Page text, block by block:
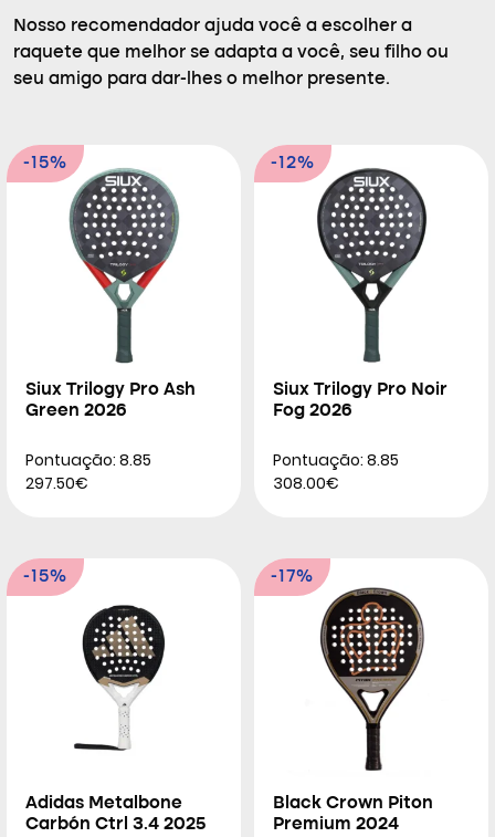
Nosso recomendador ajuda você a escolher a
raquete que melhor se adapta a você, seu filho ou
seu amigo para dar-lhes o melhor presente.
-15%
Siux Trilogy Pro Ash
Green 2026
Pontuação: 8.85
297.50€
-12%
Siux Trilogy Pro Noir
Fog 2026
Pontuação: 8.85
308.00€
-15%
Adidas Metalbone
Carbón Ctrl 3.4 2025
-17%
Black Crown Piton
Premium 2024